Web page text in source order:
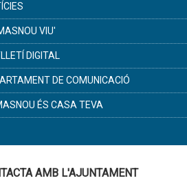
VIU'
DIGITAL
DE COMUNICACIÓ
ÉS CASA TEVA
AMB L'AJUNTAMENT